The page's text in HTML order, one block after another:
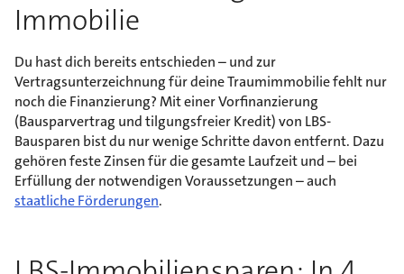
Immobilie
Du hast dich bereits entschieden – und zur
Vertragsunterzeichnung für deine Traumimmobilie fehlt nur
noch die Finanzierung? Mit einer Vorfinanzierung
(Bausparvertrag und tilgungsfreier Kredit) von LBS-
Bausparen bist du nur wenige Schritte davon entfernt. Dazu
gehören feste Zinsen für die gesamte Laufzeit und – bei
Erfüllung der notwendigen Voraussetzungen – auch
staatliche Förderungen.